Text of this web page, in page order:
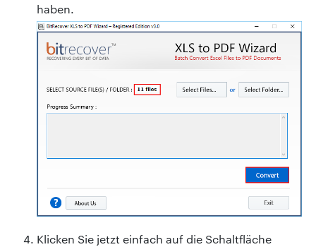
haben.
Klicken Sie jetzt einfach auf die Schaltfläche